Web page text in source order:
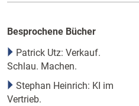
Besprochene Bücher
Patrick Utz: Verkauf.
Schlau. Machen.
Stephan Heinrich: KI im
Vertrieb.